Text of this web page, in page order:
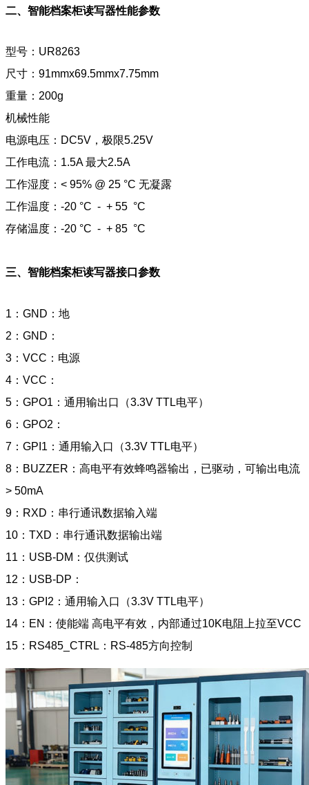
二、智能档案柜读写器性能参数
型号：UR8263
尺寸：91mmx69.5mmx7.75mm
重量：200g
机械性能
电源电压：DC5V，极限5.25V
工作电流：1.5A 最大2.5A
工作湿度：< 95% @ 25 °C 无凝露
工作温度：-20 °C - + 55 °C
存储温度：-20 °C - + 85 °C
三、智能档案柜读写器接口参数
1：GND：地
2：GND：
3：VCC：电源
4：VCC：
5：GPO1：通用输出口（3.3V TTL电平）
6：GPO2：
7：GPI1：通用输入口（3.3V TTL电平）
8：BUZZER：高电平有效蜂鸣器输出，已驱动，可输出电流
> 50mA
9：RXD：串行通讯数据输入端
10：TXD：串行通讯数据输出端
11：USB-DM：仅供测试
12：USB-DP：
13：GPI2：通用输入口（3.3V TTL电平）
14：EN：使能端 高电平有效，内部通过10K电阻上拉至VCC
15：RS485_CTRL：RS-485方向控制